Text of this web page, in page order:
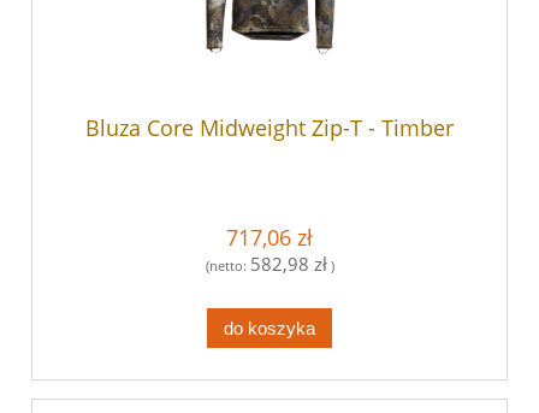
Bluza Core Midweight Zip-T - Timber
717,06 zł
(netto: 582,98 zł)
do koszyka